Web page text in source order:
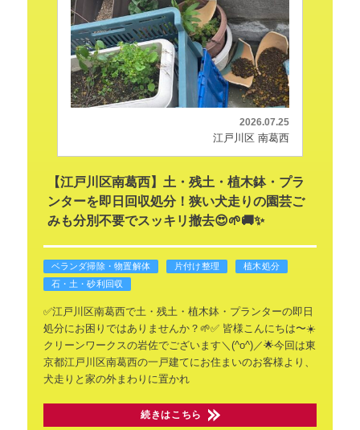
2026.07.25
江戸川区 南葛西
【江戸川区南葛西】土・残土・植木鉢・プラ
ンターを即日回収処分！狭い犬走りの園芸ご
みも分別不要でスッキリ撤去😍🌱🚚✨
ベランダ掃除・物置解体 片付け整理
植木処分
石・土・砂利回収
✅️江戸川区南葛西で土・残土・植木鉢・プランターの即日
処分にお困りではありませんか？🌱✅️ 皆様こんにちは〜☀️
クリーンワークスの岩佐でございます＼(^o^)／🌟今回は東
京都江戸川区南葛西の一戸建てにお住まいのお客様より、
犬走りと家の外まわりに置かれ
続きはこちら